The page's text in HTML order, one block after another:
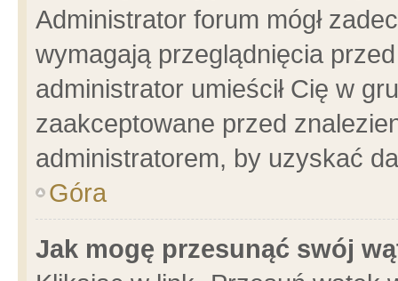
Administrator forum mógł
wymagają przeglądnięcia
administrator umieścił Cię w
zaakceptowane przed
administratorem, by uzyskać
Góra
Jak mogę przesunąć swój